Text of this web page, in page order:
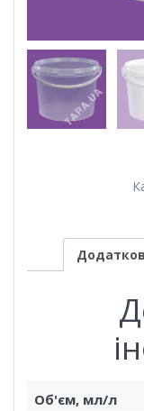
Об'єм, мл/л